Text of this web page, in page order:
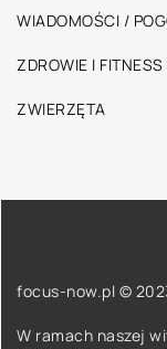
WIADOMOŚCI /
ZDROWIE I FITNESS
ZWIERZĘTA
focus-now.pl ©
W ramach naszej